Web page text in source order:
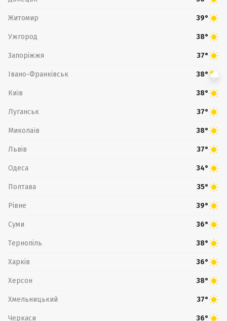
Житомир 39°
Ужгород 38°
Запоріжжя 37°
Івано-Франківськ 38°
Київ 38°
Луганськ 37°
Миколаїв 38°
Львів 37°
Одеса 34°
Полтава 35°
Рівне 39°
Суми 36°
Тернопіль 38°
Харків 36°
Херсон 38°
Хмельницький 37°
Черкаси 36°